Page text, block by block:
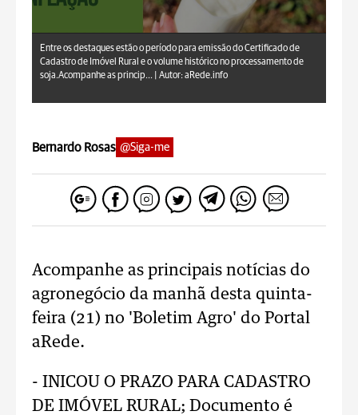
Entre os destaques estão o período para emissão do Certificado de
Cadastro de Imóvel Rural e o volume histórico no processamento de
soja.Acompanhe as princip... |
Autor: aRede.info
Bernardo Rosas @Siga-me
Acompanhe as principais notícias do
agronegócio da manhã desta quinta-
feira (21) no 'Boletim Agro' do Portal
aRede.
- INICOU O PRAZO PARA CADASTRO
DE IMÓVEL RURAL; Documento é